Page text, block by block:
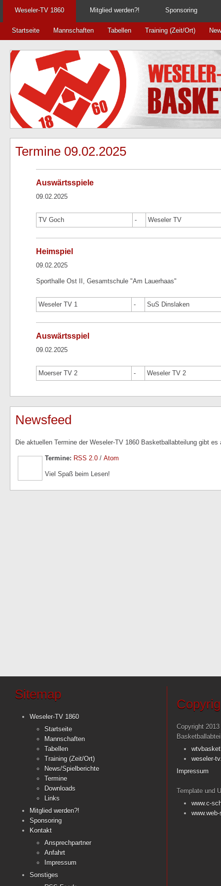
Weseler-TV 1860 Mitglied werden?! Sponsoring
Startseite Mannschaften Tabellen Training (Zeit/Ort)
Termine 09.02.2025
Auswärtsspiele
09.02.2025
TV Goch - Weseler TV
Heimspiel
09.02.2025
Sporthalle Ost II, Gesamtschule "Am Lauerhaas"
Weseler TV 1 - SuS Dinslaken
Auswärtsspiel
09.02.2025
Moerser TV 2 - Weseler TV 2
Newsfeed
Die aktuellen Termine der Weseler-TV 1860 Basketballabteilung gibt
Termine: RSS 2.0 / Atom
Viel Spaß beim Lesen!
Sitemap
Weseler-TV 1860
Startseite
Mannschaften
Tabellen
Training (Zeit/Ort)
News/Spielberichte
Termine
Downloads
Links
Mitglied werden?!
Sponsoring
Kontakt
Ansprechpartner
Anfahrt
Impressum
Sonstiges
Copyright
weseler-
Impressum
Template und
www.c-